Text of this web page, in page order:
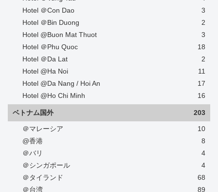
Hotel ＠Con Dao
3
Hotel ＠Bin Duong
2
Hotel @Buon Mat Thuot
3
Hotel ＠Phu Quoc
18
Hotel ＠Da Lat
2
Hotel @Ha Noi
11
Hotel @Da Nang / Hoi An
17
Hotel @Ho Chi Minh
16
ベトナム国外 203
＠マレーシア
10
@香港
8
＠バリ
4
＠シンガポール
4
＠タイランド
68
＠台湾
89